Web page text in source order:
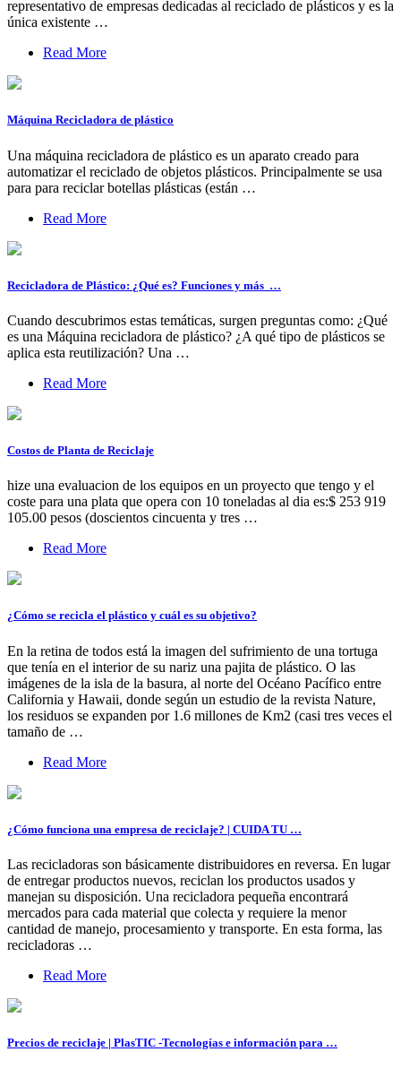
representativo de empresas dedicadas al reciclado de plásticos y es la
única existente …
Read More
Máquina Recicladora de plástico
Una máquina recicladora de plástico es un aparato creado para
automatizar el reciclado de objetos plásticos. Principalmente se usa
para para reciclar botellas plásticas (están …
Read More
Recicladora de Plástico: ¿Qué es? Funciones y más ️ …
Cuando descubrimos estas temáticas, surgen preguntas como: ¿Qué
es una Máquina recicladora de plástico? ¿A qué tipo de plásticos se
aplica esta reutilización? Una …
Read More
Costos de Planta de Reciclaje
hize una evaluacion de los equipos en un proyecto que tengo y el
coste para una plata que opera con 10 toneladas al dia es:$ 253 919
105.00 pesos (doscientos cincuenta y tres …
Read More
¿Cómo se recicla el plástico y cuál es su objetivo?
En la retina de todos está la imagen del sufrimiento de una tortuga
que tenía en el interior de su nariz una pajita de plástico. O las
imágenes de la isla de la basura, al norte del Océano Pacífico entre
California y Hawaii, donde según un estudio de la revista Nature,
los residuos se expanden por 1.6 millones de Km2 (casi tres veces el
tamaño de …
Read More
¿Cómo funciona una empresa de reciclaje? | CUIDA TU …
Las recicladoras son básicamente distribuidores en reversa. En lugar
de entregar productos nuevos, reciclan los productos usados y
manejan su disposición. Una recicladora pequeña encontrará
mercados para cada material que colecta y requiere la menor
cantidad de manejo, procesamiento y transporte. En esta forma, las
recicladoras …
Read More
Precios de reciclaje | PlasTIC -Tecnologías e información para …